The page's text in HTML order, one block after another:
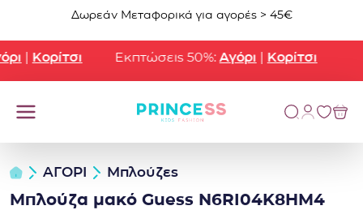
Μετάβαση στο περιεχόμενο
Δωρεάν Μεταφορικά για αγορές > 45€
|Κορίτσι Εκπτώσεις 50%:Αγόρι|Κορίτσι
ΑΓΟΡΙ Μπλούζες
Μπλούζα μακό Guess N6RI04K8HM4